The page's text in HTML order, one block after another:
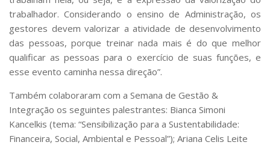
trabalhador. Considerando o ensino de Administração, os
gestores devem valorizar a atividade de desenvolvimento
das pessoas, porque treinar nada mais é do que melhor
qualificar as pessoas para o exercício de suas funções, e
esse evento caminha nessa direção”.
Também colaboraram com a Semana de Gestão &
Integração os seguintes palestrantes: Bianca Simoni
Kancelkis (tema: “Sensibilização para a Sustentabilidade:
Financeira, Social, Ambiental e Pessoal”); Ariana Celis Leite